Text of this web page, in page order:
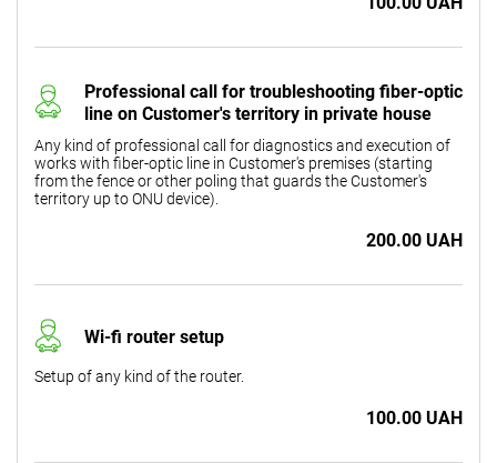
Professional call for troubleshooting fiber-optic
line on Customer's territory in private house
Any kind of professional call for diagnostics and execution of
works with fiber-optic line in Customer's premises (starting
from the fence or other poling that guards the Customer's
territory up to ONU device).
200.00 UAH
Wi-fi router setup
Setup of any kind of the router.
100.00 UAH